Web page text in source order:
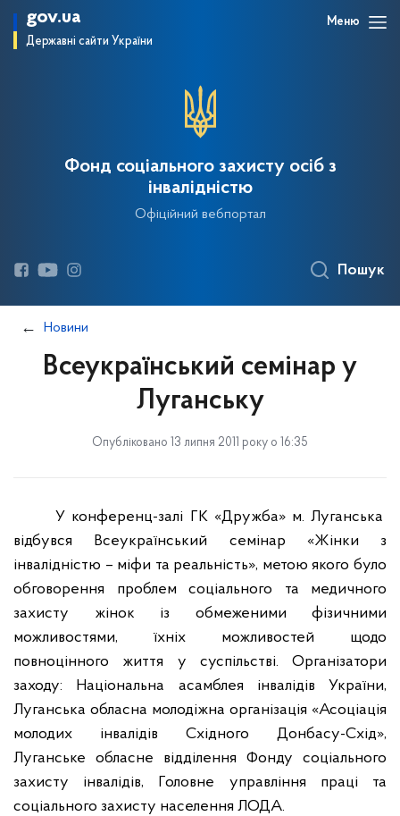
gov.ua
Державні сайти України
Меню
Фонд соціального захисту осіб з
інвалідністю
Офіційний вебпортал
Пошук
Новини
Всеукраїнський семінар у
Луганську
Опубліковано 13 липня 2011 року о 16:35
У конференц-залі ГК «Дружба» м. Луганська
відбувся Всеукраїнський семінар «Жінки з
інвалідністю – міфи та реальність», метою якого було
обговорення проблем соціального та медичного
захисту жінок із обмеженими фізичними
можливостями, їхніх можливостей щодо
повноцінного життя у суспільстві. Організатори
заходу: Національна асамблея інвалідів України,
Луганська обласна молодіжна організація «Асоціація
молодих інвалідів Східного Донбасу-Схід»,
Луганське обласне відділення Фонду соціального
захисту інвалідів, Головне управління праці та
соціального захисту населення ЛОДА.